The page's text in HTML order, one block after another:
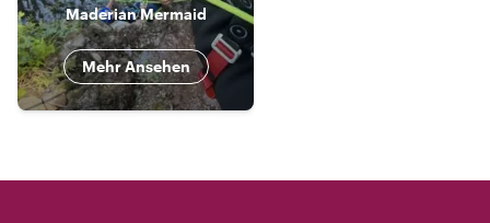
Maderian Mermaid
Mehr Ansehen